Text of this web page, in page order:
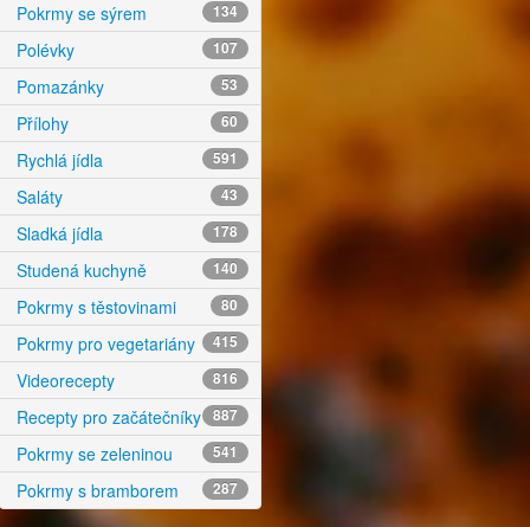
Pokrmy se sýrem 134
Polévky 107
Pomazánky 53
Přílohy 60
Rychlá jídla 591
Saláty 43
Sladká jídla 178
Studená kuchyně 140
Pokrmy s těstovinami 80
Pokrmy pro vegetariány 415
Videorecepty 816
Recepty pro začátečníky 887
Pokrmy se zeleninou 541
Pokrmy s bramborem 287